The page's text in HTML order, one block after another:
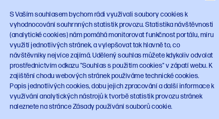
S Vaším souhlasem bychom rádi využívali soubory cookies k
vyhodnocování souhrnných statistik provozu. Statistika návštěvnosti
(analytické cookies) nám pomáhá monitorovat funkčnost portálu, míru
využití jednotlivých stránek, a vylepšovat tak hlavně to, co
návštěvníky nejvíce zajímá. Udělený souhlas můžete kdykoliv odvolat
prostřednictvím odkazu "Souhlas s použitím cookies" v zápatí webu. K
zajištění chodu webových stránek používáme technické cookies.
Popis jednotlivých cookies, dobu jejich zpracování a další informace k
využívání analytických nástrojů k tvorbě statistik provozu stránek
naleznete na stránce Zásady používání souborů cookie.
© 2023 Národní plán obnovyplanobnovy.gov.cz
Financováno Evropskou unií